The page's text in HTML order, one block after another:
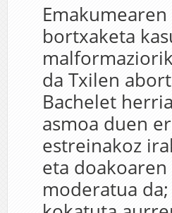
bortxaketa
da Txilen
Bachelet
asmoa duen
estreinakoz
eta
moderatua